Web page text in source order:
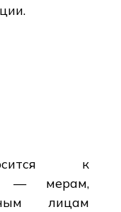
к
— мерам,
лицам